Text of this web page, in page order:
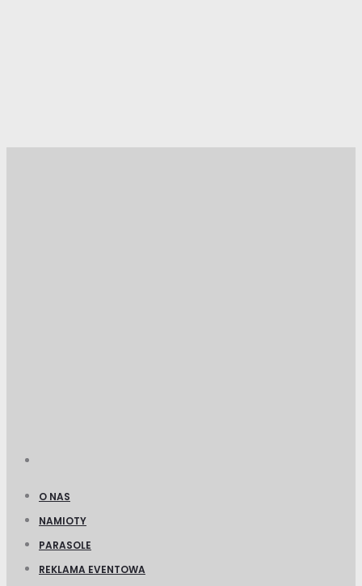
O NAS
NAMIOTY
PARASOLE
REKLAMA EVENTOWA